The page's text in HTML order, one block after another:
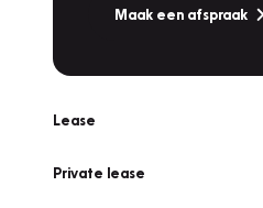
Maak een afspraak
Lease
Private lease